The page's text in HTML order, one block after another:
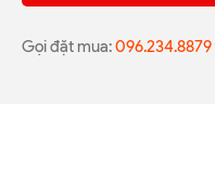
Gọi đặt mua:096.234.8879